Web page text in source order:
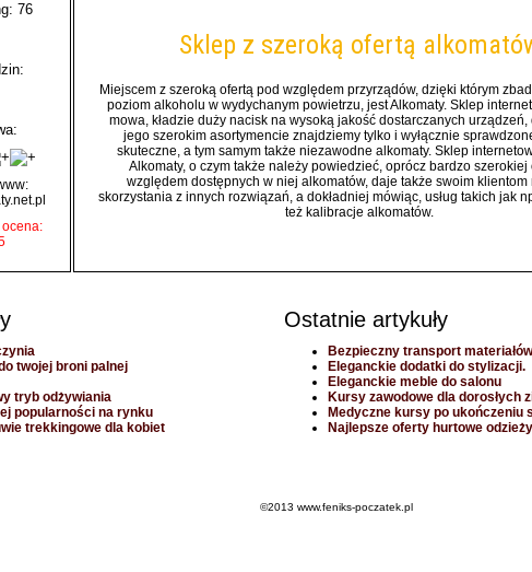
76
ocena:
Sklep z szeroką ofertą
Miejscem z szeroką ofertą pod względem przyrządów, dzięki którym
poziom alkoholu w wydychanym powietrzu, jest Alkomaty. Sklep
mowa, kładzie duży nacisk na wysoką jakość dostarczanych
jego szerokim asortymencie znajdziemy tylko i wyłącznie
skuteczne, a tym samym także niezawodne alkomaty. Sklep
Alkomaty, o czym także należy powiedzieć, oprócz bardzo szerokiej
względem dostępnych w niej alkomatów, daje także swoim klientom
skorzystania z innych rozwiązań, a dokładniej mówiąc, usług takich jak
też kalibracje alkomatów.
twojej broni palnej
tryb odżywiania
popularności na rynku
trekkingowe dla kobiet
Ostatnie artykuły
Bezpieczny transport
Eleganckie dodatki do stylizacji.
Eleganckie meble do salonu
Kursy zawodowe dla dorosłych
Medyczne kursy po ukończeniu
Najlepsze oferty hurtowe odzieży
©2013 www.feniks-poczatek.pl